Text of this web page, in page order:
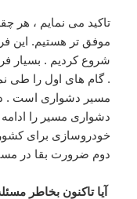
تاکید می نمایم ، هر
موفق تر هستیم. این
شروع کردیم . بسیار
. گام های اول را طی
مسیر دشواری است .
دشواری مسیر را ادامه
خودروسازی برای
دوم ضرورت بقا در
آیا تاکنون بخاطر